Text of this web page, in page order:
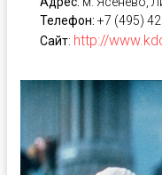
Телефон: +7 (495)
Сайт: http://